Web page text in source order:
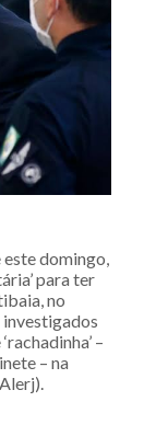
domingo,
para ter
no
investigados
–
– na